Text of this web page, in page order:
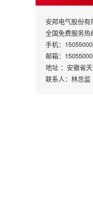
安邦电气股份有
全国免费服务热
手机：
邮箱：
地址 ：安徽省
联系人：林总监